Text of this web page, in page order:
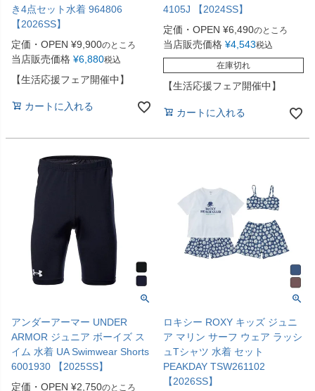
き4点セット水着 964806
【2026SS】
定価・OPEN ¥9,900のところ
当店販売価格 ¥6,880税込
【生活応援フェア開催中】
カートに入れる
4105J 【2024SS】
定価・OPEN ¥6,490のところ
当店販売価格 ¥4,543税込
在庫切れ
【生活応援フェア開催中】
カートに入れる
アンダーアーマー UNDER
ARMOR ジュニア ボーイズ ス
イム 水着 UA Swimwear Shorts
6001930 【2025SS】
定価・OPEN ¥2,750のところ
ロキシー ROXY キッズ ジュニ
ア マリン サーフ ウェア ラッシ
ュTシャツ 水着 セット
PEAKDAY TSW261102
【2026SS】